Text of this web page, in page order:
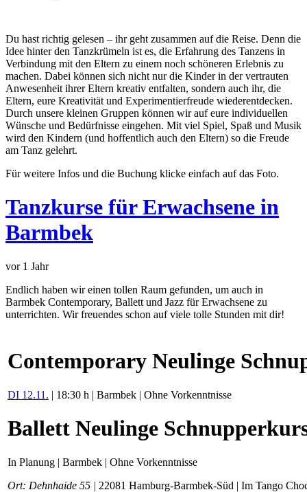
Du hast richtig gelesen – ihr geht zusammen auf die Reise. Denn die
Idee hinter den Tanzkrümeln ist es, die Erfahrung des Tanzens in
Verbindung mit den Eltern zu einem noch schöneren Erlebnis zu
machen. Dabei können sich nicht nur die Kinder in der vertrauten
Anwesenheit ihrer Eltern kreativ entfalten, sondern auch ihr, die
Eltern, eure Kreativität und Experimentierfreude wiederentdecken.
Durch unsere kleinen Gruppen können wir auf eure individuellen
Wünsche und Bedürfnisse eingehen. Mit viel Spiel, Spaß und Musik
wird den Kindern (und hoffentlich auch den Eltern) so die Freude
am Tanz gelehrt.
Für weitere Infos und die Buchung klicke einfach auf das Foto.
Tanzkurse für Erwachsene in
Barmbek
vor 1 Jahr
Endlich haben wir einen tollen Raum gefunden, um auch in
Barmbek Contemporary, Ballett und Jazz für Erwachsene zu
unterrichten. Wir freuendes schon auf viele tolle Stunden mit dir!
Contemporary Neulinge
DI 12.11. | 18:30 h | Barmbek | Ohne Vorkenntnisse
Ballett Neulinge
In Planung | Barmbek | Ohne Vorkenntnisse
Ort: Dehnhaide 55 | 22081 Hamburg-Barmbek-Süd | Im Tango